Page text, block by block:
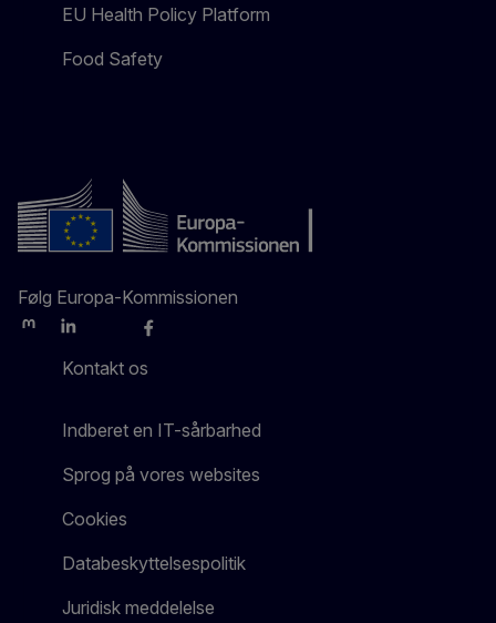
EU Health Policy Platform
Food Safety
Følg Europa-Kommissionen
MastodonLinkedInBlueskyFacebook
Kontakt os
Indberet en IT-sårbarhed
Sprog på vores websites
Cookies
Databeskyttelsespolitik
Juridisk meddelelse